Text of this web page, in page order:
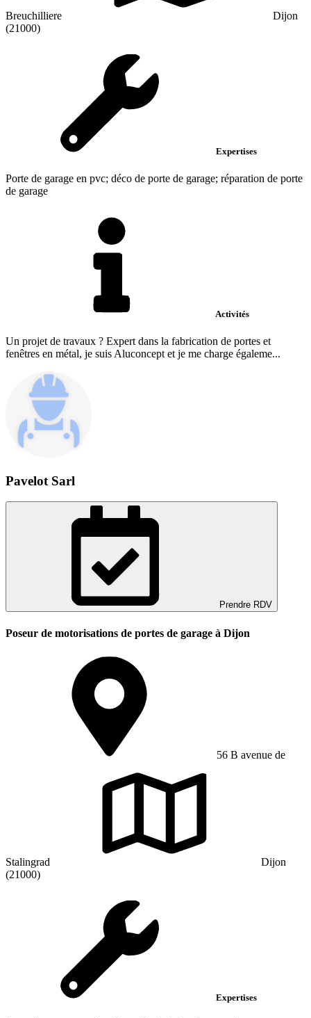
Breuchilliere
Dijon
(21000)
Expertises
Porte de garage en pvc; déco de porte de garage; réparation de porte
de garage
Activités
Un projet de travaux ? Expert dans la fabrication de portes et
fenêtres en métal, je suis Aluconcept et je me charge égaleme...
Pavelot Sarl
Prendre RDV
Poseur de motorisations de portes de garage à Dijon
56 B avenue de
Stalingrad
Dijon
(21000)
Expertises